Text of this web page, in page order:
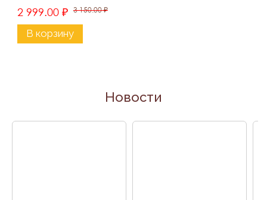
Legend», 500мл
2 999.00 ₽ 3 150.00₽
В корзину
Новости